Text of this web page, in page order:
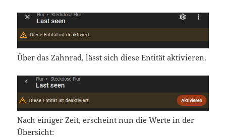
Über das Zahnrad, lässt sich diese Entität aktivieren.
Nach einiger Zeit, erscheint nun die Werte in der
Übersicht: